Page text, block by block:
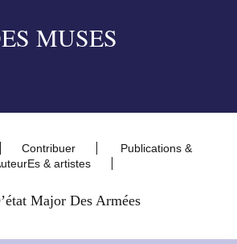
Contribuer
Publications &
& artistes
Major Des Armées